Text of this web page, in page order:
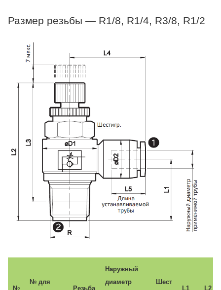
Размер резьбы — R1/8, R1/4, R3/8, R1/2
№
№ для
Резьба
Наружный
диаметр
Шест
L1
L2